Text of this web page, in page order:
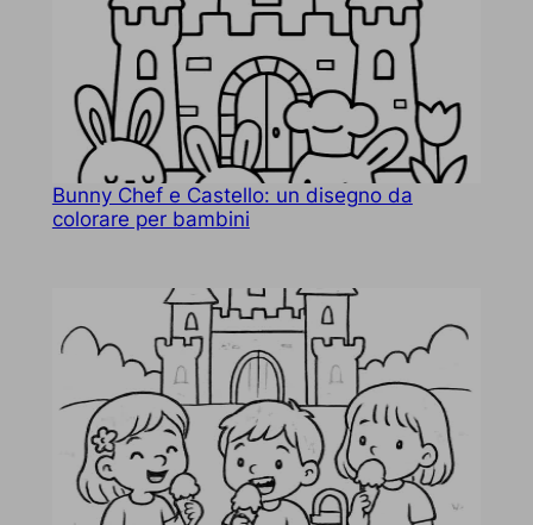
Bunny Chef e Castello: un disegno da
colorare per bambini